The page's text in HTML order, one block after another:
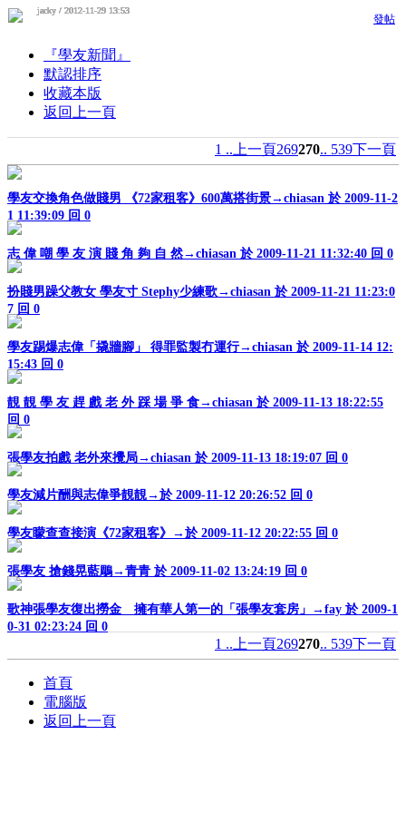
發帖
『學友新聞』
默認排序
收藏本版
返回上一頁
1 .. 上一頁269270.. 539下一頁
jacky / 2012-11-29 13:53
學友交換角色做賤男 《72家租客》600萬搭街景→chiasan 於 2009-11-2
1 11:39:09 回 0
jacky / 2012-11-29 13:53
志 偉 嘲 學 友 演 賤 角 夠 自 然→chiasan 於 2009-11-21 11:32:40 回 0
jacky / 2012-11-29 13:53
扮賤男躁父教女 學友寸 Stephy少練歌→chiasan 於 2009-11-21 11:23:0
7 回 0
jacky / 2012-11-29 13:53
學友踢爆志偉「撬牆腳」 得罪監製冇運行→chiasan 於 2009-11-14 12:
15:43 回 0
jacky / 2012-11-29 13:53
靚 靚 學 友 趕 戲 老 外 踩 場 爭 食→chiasan 於 2009-11-13 18:22:55
回 0
jacky / 2012-11-29 13:53
張學友拍戲 老外來攪局→chiasan 於 2009-11-13 18:19:07 回 0
jacky / 2012-11-29 13:53
學友減片酬與志偉爭靚靚→於 2009-11-12 20:26:52 回 0
jacky / 2012-11-29 13:53
學友矇查查接演《72家租客》→於 2009-11-12 20:22:55 回 0
jacky / 2012-11-29 13:53
張學友 搶錢晃藍鵰→青青 於 2009-11-02 13:24:19 回 0
jacky / 2012-11-29 13:53
歌神張學友復出撈金 擁有華人第一的「張學友套房」→fay 於 2009-1
0-31 02:23:24 回 0
1 .. 上一頁269270.. 539下一頁
首頁
電腦版
返回上一頁